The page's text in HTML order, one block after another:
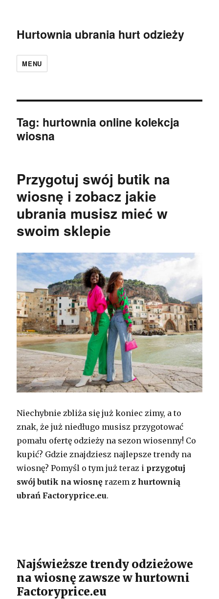
Hurtownia ubrania hurt odzieży
MENU
Tag: hurtownia online kolekcja
wiosna
Przygotuj swój butik na
wiosnę i zobacz jakie
ubrania musisz mieć w
swoim sklepie
Niechybnie zbliża się już koniec zimy, a to
znak, że już niedługo musisz przygotować
pomału ofertę odzieży na sezon wiosenny! Co
kupić? Gdzie znajdziesz najlepsze trendy na
wiosnę? Pomyśl o tym już teraz i przygotuj
swój butik na wiosnę razemz hurtownią
ubrań Factoryprice.eu.
Najświeższe trendy odzieżowe
na wiosnę zawsze w hurtowni
Factoryprice.eu